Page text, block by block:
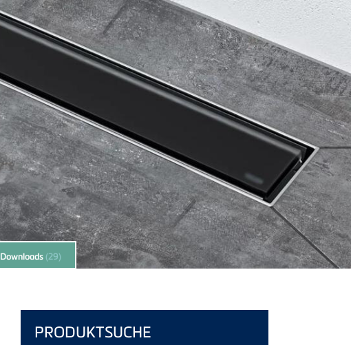
Downloads (29)
PRODUKTSUCHE